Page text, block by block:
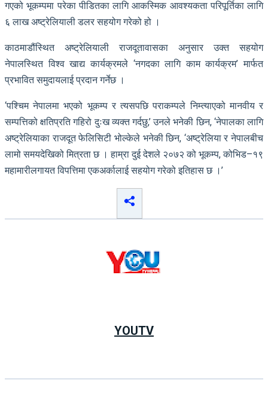
गएको भूकम्पमा परेका पीडितका लागि आकस्मिक आवश्यकता परिपूर्तिका लागि
६ लाख अष्ट्रेलियाली डलर सहयोग गरेको हो ।
काठमाडौंस्थित अष्ट्रेलियाली राजदूतावासका अनुसार उक्त सहयोग
नेपालस्थित विश्व खाद्य कार्यक्रमले ‘नगदका लागि काम कार्यक्रम’ मार्फत
प्रभावित समुदायलाई प्रदान गर्नेछ ।
‘पश्चिम नेपालमा भएको भूकम्प र त्यसपछि पराकम्पले निम्त्याएको मानवीय र
सम्पत्तिको क्षतिप्रति गहिरो दुःख व्यक्त गर्दछु,’ उनले भनेकी छिन, ‘नेपालका लागि
अष्ट्रेलियाका राजदूत फेलिसिटी भोल्केले भनेकी छिन, ‘अष्ट्रेलिया र नेपालबीच
लामो समयदेखिको मित्रता छ । हाम्रा दुई देशले २०७२ को भूकम्प, कोभिड–१९
महामारीलगायत विपत्तिमा एकअर्कालाई सहयोग गरेको इतिहास छ ।’
YOUTV